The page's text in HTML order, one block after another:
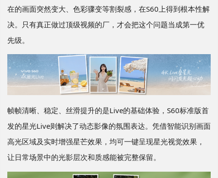
在的画面突然变大、色彩骤变等割裂感，在S60上得到根本性解
决。只有真正做过顶级视频的厂，才会把这个问题当成第一优
先级。
帧帧清晰、稳定、丝滑提升的是Live的基础体验，S60标准版首
发的星光Live则解决了动态影像的氛围表达。凭借智能识别画面
高光区域及实时增强星芒效果，均可一键呈现星光视觉效果，
让日常场景中的光影层次和质感能被完整保留。